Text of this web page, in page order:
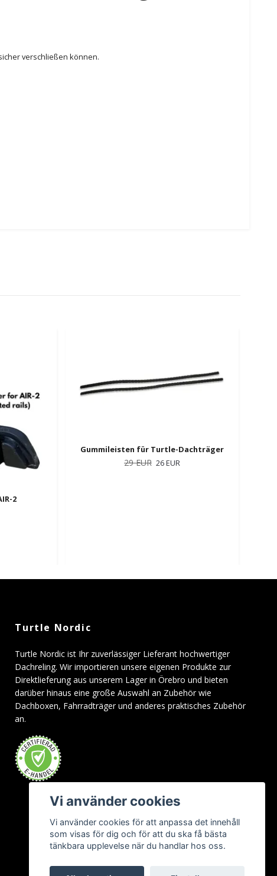
verschließen können.
2
Gummileisten für Turtle-Dachträger
29 EUR 26 EUR
Turtle Nordic
Turtle Nordic ist Ihr zuverlässiger Lieferant hochwertiger
Dachreling. Wir importieren unsere eigenen Produkte zur
Direktlieferung aus unserem Lager in Örebro und bieten
darüber hinaus eine große Auswahl an Zubehör wie
Dachboxen, Fahrradträger und anderes praktisches Zubehör
an.
Vi använder cookies
Vi använder cookies för att anpassa det innehåll
som visas för dig och för att du ska få bästa
tänkbara upplevelse när du handlar hos oss.